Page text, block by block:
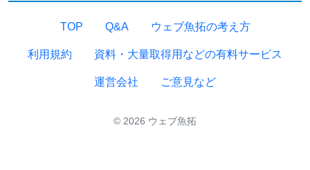
TOP Q&A ウェブ魚拓の考え方
利用規約 資料・大量取得用などの有料サービス
運営会社 ご意見など
© 2026 ウェブ魚拓